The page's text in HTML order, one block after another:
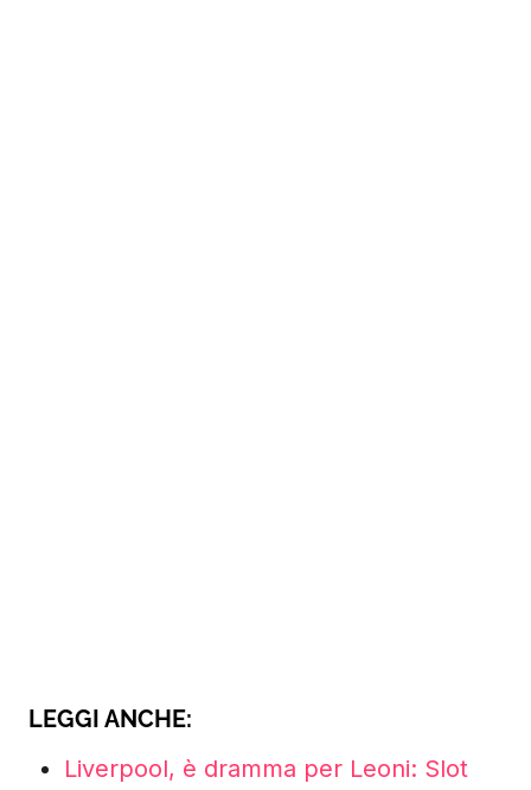
LEGGI ANCHE:
Liverpool, è dramma per Leoni: Slot